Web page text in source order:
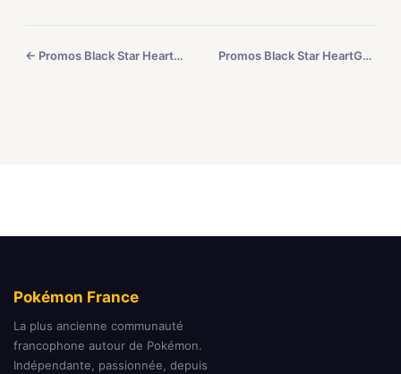
← Promos Black Star HeartGold SoulSilver #14 Promos Black Star HeartGold SoulSilver #16 →
Pokémon France
La plus ancienne communauté
francophone autour de Pokémon.
Indépendante, passionnée, depuis